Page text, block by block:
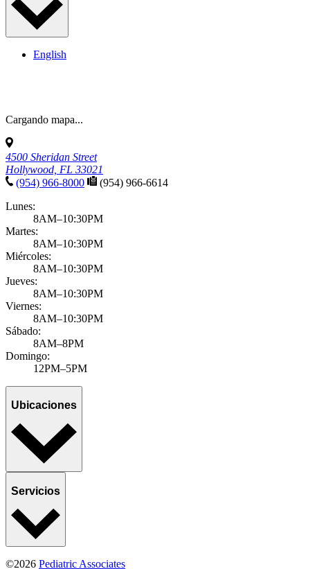
English
Cargando mapa...
4500 Sheridan Street
Hollywood, FL 33021
(954) 966-8000
(954) 966-6614
Lunes:
8AM–10:30PM
Martes:
8AM–10:30PM
Miércoles:
8AM–10:30PM
Jueves:
8AM–10:30PM
Viernes:
8AM–10:30PM
Sábado:
8AM–8PM
Domingo:
12PM–5PM
Ubicaciones
Servicios
©2026 Pediatric Associates